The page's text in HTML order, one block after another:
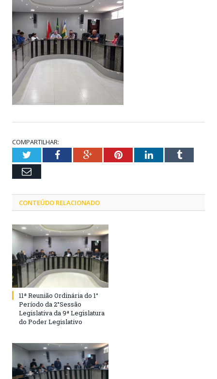
COMPARTILHAR:
TwitterFacebookGoogle+PinterestLinkedInTumblr
Email
CONTEÚDO RELACIONADO
11ª Reunião Ordinária do 1°
Período da 2°Sessão
Legislativa da 9ª Legislatura
do Poder Legislativo